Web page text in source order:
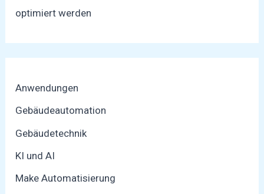
optimiert werden
Anwendungen
Gebäudeautomation
Gebäudetechnik
KI und AI
Make Automatisierung